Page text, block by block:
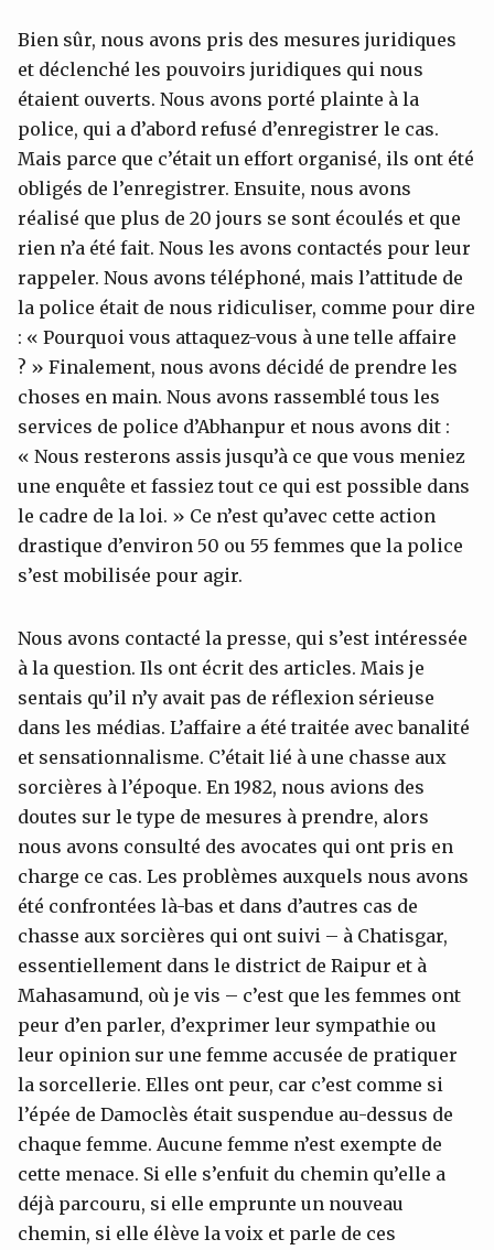
Bien sûr, nous avons pris des mesures juridiques
et déclenché les pouvoirs juridiques qui nous
étaient ouverts. Nous avons porté plainte à la
police, qui a d’abord refusé d’enregistrer le cas.
Mais parce que c’était un effort organisé, ils ont été
obligés de l’enregistrer. Ensuite, nous avons
réalisé que plus de 20 jours se sont écoulés et que
rien n’a été fait. Nous les avons contactés pour leur
rappeler. Nous avons téléphoné, mais l’attitude de
la police était de nous ridiculiser, comme pour dire
: « Pourquoi vous attaquez-vous à une telle affaire
? » Finalement, nous avons décidé de prendre les
choses en main. Nous avons rassemblé tous les
services de police d’Abhanpur et nous avons dit :
« Nous resterons assis jusqu’à ce que vous meniez
une enquête et fassiez tout ce qui est possible dans
le cadre de la loi. » Ce n’est qu’avec cette action
drastique d’environ 50 ou 55 femmes que la police
s’est mobilisée pour agir.
Nous avons contacté la presse, qui s’est intéressée
à la question. Ils ont écrit des articles. Mais je
sentais qu’il n’y avait pas de réflexion sérieuse
dans les médias. L’affaire a été traitée avec banalité
et sensationnalisme. C’était lié à une chasse aux
sorcières à l’époque. En 1982, nous avions des
doutes sur le type de mesures à prendre, alors
nous avons consulté des avocates qui ont pris en
charge ce cas. Les problèmes auxquels nous avons
été confrontées là-bas et dans d’autres cas de
chasse aux sorcières qui ont suivi – à Chatisgar,
essentiellement dans le district de Raipur et à
Mahasamund, où je vis – c’est que les femmes ont
peur d’en parler, d’exprimer leur sympathie ou
leur opinion sur une femme accusée de pratiquer
la sorcellerie. Elles ont peur, car c’est comme si
l’épée de Damoclès était suspendue au-dessus de
chaque femme. Aucune femme n’est exempte de
cette menace. Si elle s’enfuit du chemin qu’elle a
déjà parcouru, si elle emprunte un nouveau
chemin, si elle élève la voix et parle de ces